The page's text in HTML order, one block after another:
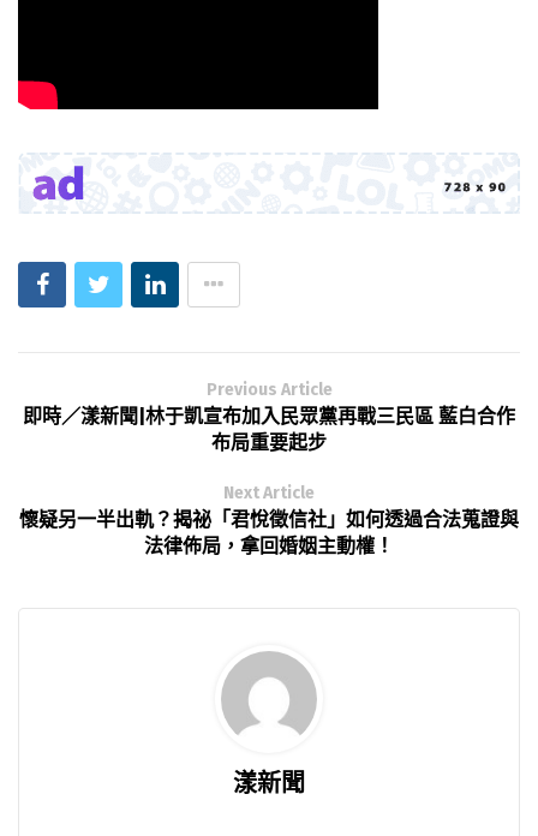
Previous Article
即時／漾新聞|林于凱宣布加入民眾黨再戰三民區 藍白合作
布局重要起步
Next Article
懷疑另一半出軌？揭祕「君悅徵信社」如何透過合法蒐證與
法律佈局，拿回婚姻主動權！
漾新聞